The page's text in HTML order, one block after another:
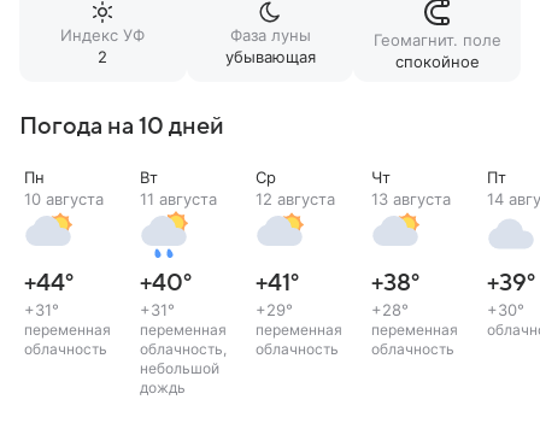
Индекс УФ
2
Фаза луны
убывающая
Геомагнит. поле
спокойное
Погода на 10 дней
Пн
10 августа
+44°
+31°
переменная
облачность
Вт
11 августа
+40°
+31°
переменная
облачность,
небольшой
дождь
Ср
12 августа
+41°
+29°
переменная
облачность
Чт
13 августа
+38°
+28°
переменная
облачность
Пт
14
+39°
+30°